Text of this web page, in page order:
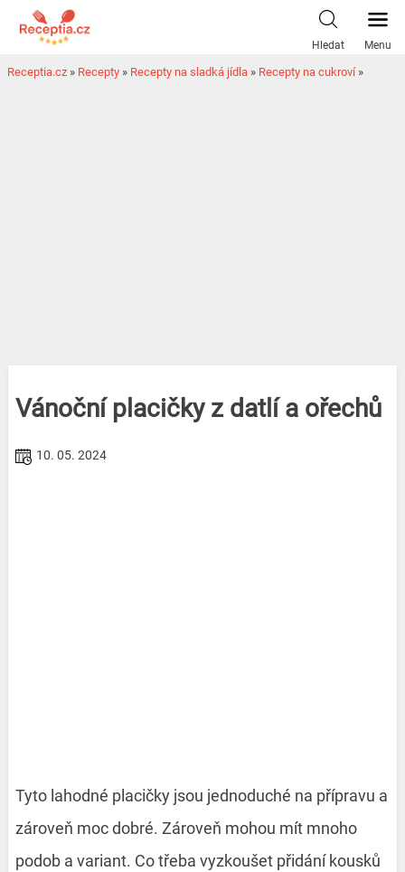
Hledat Menu
Receptia.cz » Recepty » Recepty na sladká jídla » Recepty na cukroví»
Vánoční placičky z datlí a ořechů
10. 05. 2024
Tyto lahodné placičky jsou jednoduché na přípravu a
zároveň moc dobré. Zároveň mohou mít mnoho
podob a variant. Co třeba vyzkoušet přidání kousků